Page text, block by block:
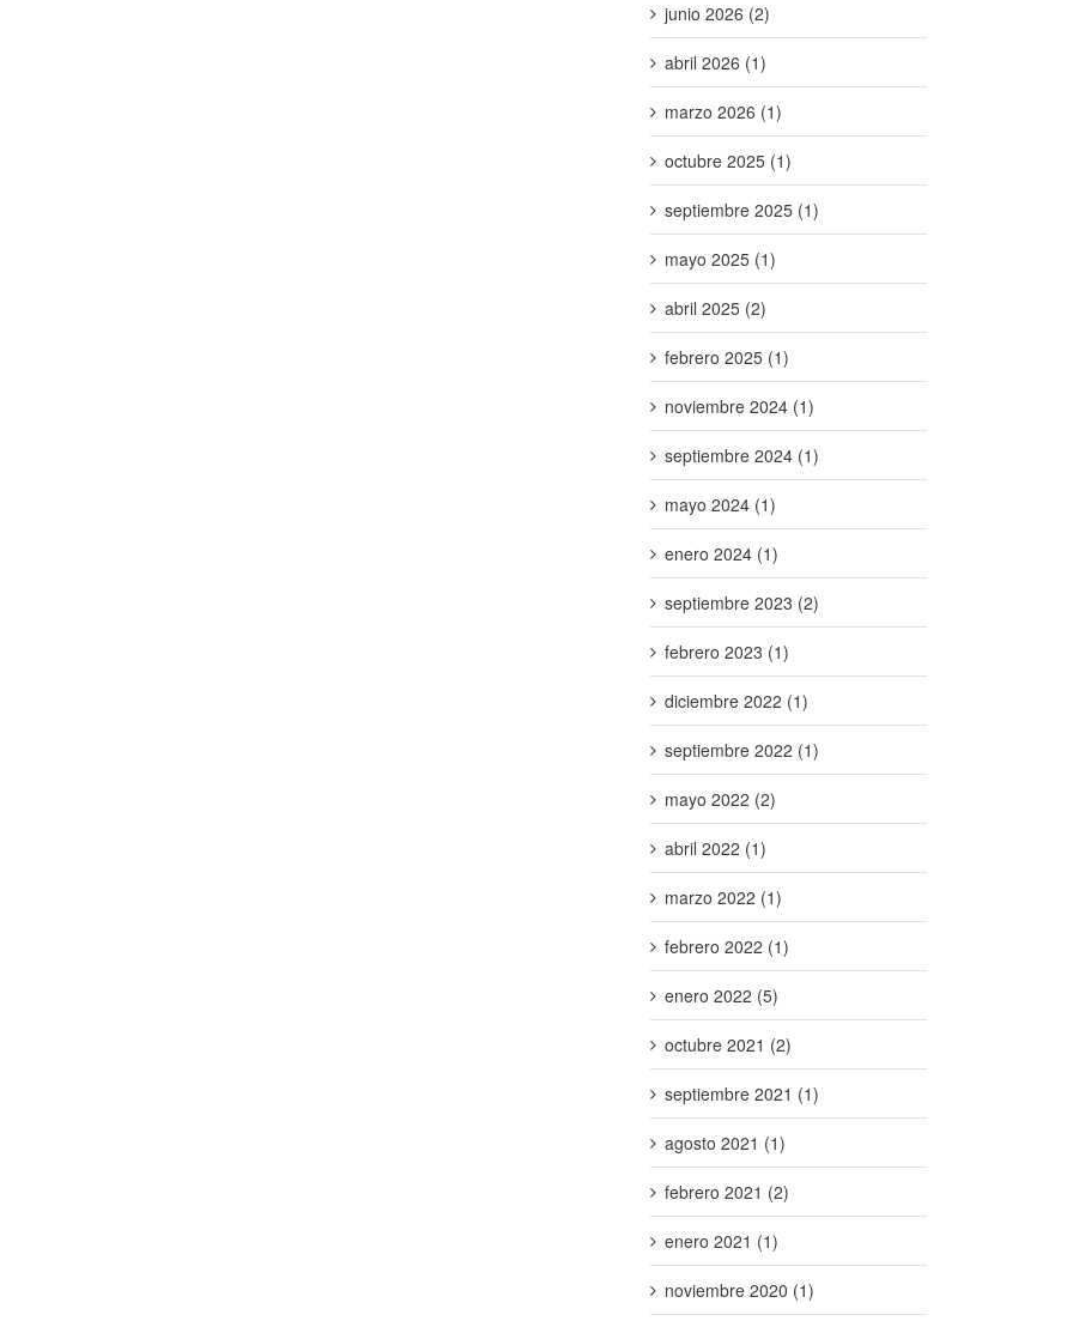
junio 2026 (2)
abril 2026 (1)
marzo 2026 (1)
octubre 2025 (1)
septiembre 2025 (1)
mayo 2025 (1)
abril 2025 (2)
febrero 2025 (1)
noviembre 2024 (1)
septiembre 2024 (1)
mayo 2024 (1)
enero 2024 (1)
septiembre 2023 (2)
febrero 2023 (1)
diciembre 2022 (1)
septiembre 2022 (1)
mayo 2022 (2)
abril 2022 (1)
marzo 2022 (1)
febrero 2022 (1)
enero 2022 (5)
octubre 2021 (2)
septiembre 2021 (1)
agosto 2021 (1)
febrero 2021 (2)
enero 2021 (1)
noviembre 2020 (1)